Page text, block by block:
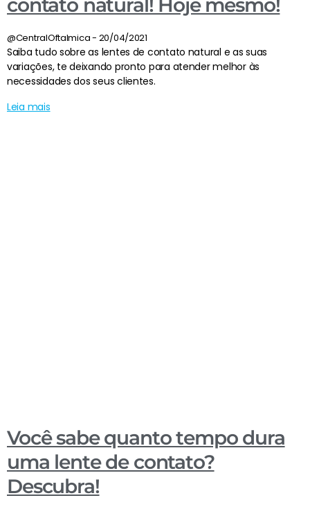
contato natural! Hoje mesmo!
@CentralOftalmica 20/04/2021
Saiba tudo sobre as lentes de contato natural e as suas
variações, te deixando pronto para atender melhor às
necessidades dos seus clientes.
Leia mais
Você sabe quanto tempo dura
uma lente de contato?
Descubra!